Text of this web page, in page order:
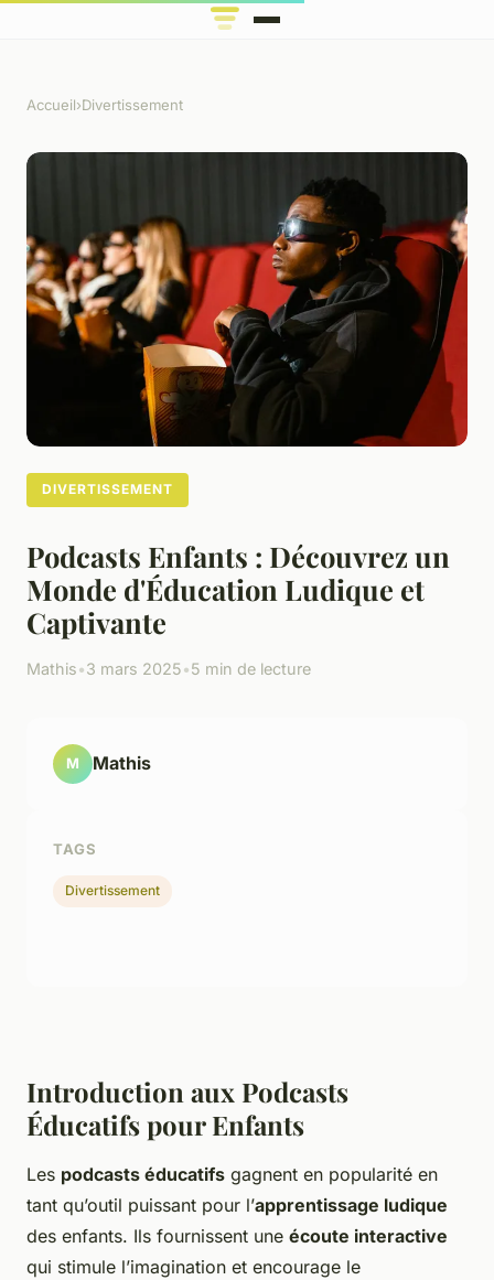
Accueil›Divertissement
DIVERTISSEMENT
Podcasts Enfants : Découvrez un
Monde d'Éducation Ludique et
Captivante
Mathis•3 mars 2025•5 min de lecture
Introduction aux Podcasts
Éducatifs pour Enfants
Les podcasts éducatifs gagnent en popularité en
tant qu’outil puissant pour l’apprentissage ludique
des enfants. Ils fournissent une écoute interactive
qui stimule l’imagination et encourage le
M Mathis
TAGS
Divertissement